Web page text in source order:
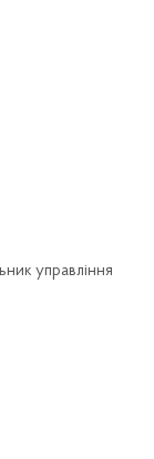
управління